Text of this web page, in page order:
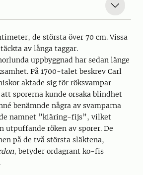
de största över 70 cm. Vissa
av långa taggar.
uppbyggnad har sedan länge
På 1700-talet beskrev Carl
aktade sig för röksvampar
sporerna kunde orsaka blindhet
benämnde några av svamparna
namnet ”kiäring-fijs”, vilket
utpuffande röken av sporer. De
på de två största släktena,
, betyder ordagrant ko-fis